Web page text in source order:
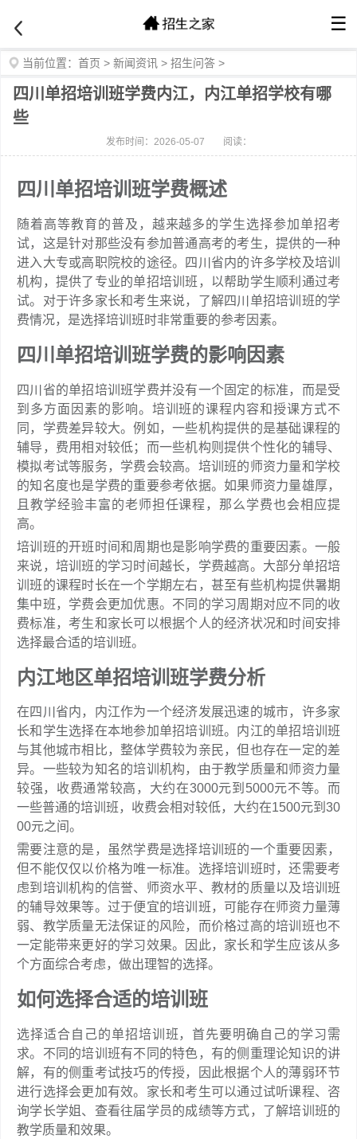
☰
当前位置： 首页 > 新闻资讯 > 招生问答 >
四川单招培训班学费内江，内江单招学校有哪
些
发布时间：2026-05-07 阅读：
四川单招培训班学费概述
随着高等教育的普及，越来越多的学生选择参加单招考
试，这是针对那些没有参加普通高考的考生，提供的一种
进入大专或高职院校的途径。四川省内的许多学校及培训
机构，提供了专业的单招培训班，以帮助学生顺利通过考
试。对于许多家长和考生来说，了解四川单招培训班的学
费情况，是选择培训班时非常重要的参考因素。
四川单招培训班学费的影响因素
四川省的单招培训班学费并没有一个固定的标准，而是受
到多方面因素的影响。培训班的课程内容和授课方式不
同，学费差异较大。例如，一些机构提供的是基础课程的
辅导，费用相对较低；而一些机构则提供个性化的辅导、
模拟考试等服务，学费会较高。培训班的师资力量和学校
的知名度也是学费的重要参考依据。如果师资力量雄厚，
且教学经验丰富的老师担任课程，那么学费也会相应提
高。
培训班的开班时间和周期也是影响学费的重要因素。一般
来说，培训班的学习时间越长，学费越高。大部分单招培
训班的课程时长在一个学期左右，甚至有些机构提供暑期
集中班，学费会更加优惠。不同的学习周期对应不同的收
费标准，考生和家长可以根据个人的经济状况和时间安排
选择最合适的培训班。
内江地区单招培训班学费分析
在四川省内，内江作为一个经济发展迅速的城市，许多家
长和学生选择在本地参加单招培训班。内江的单招培训班
与其他城市相比，整体学费较为亲民，但也存在一定的差
异。一些较为知名的培训机构，由于教学质量和师资力量
较强，收费通常较高，大约在3000元到5000元不等。而
一些普通的培训班，收费会相对较低，大约在1500元到30
00元之间。
需要注意的是，虽然学费是选择培训班的一个重要因素，
但不能仅仅以价格为唯一标准。选择培训班时，还需要考
虑到培训机构的信誉、师资水平、教材的质量以及培训班
的辅导效果等。过于便宜的培训班，可能存在师资力量薄
弱、教学质量无法保证的风险，而价格过高的培训班也不
一定能带来更好的学习效果。因此，家长和学生应该从多
个方面综合考虑，做出理智的选择。
如何选择合适的培训班
选择适合自己的单招培训班，首先要明确自己的学习需
求。不同的培训班有不同的特色，有的侧重理论知识的讲
解，有的侧重考试技巧的传授，因此根据个人的薄弱环节
进行选择会更加有效。家长和考生可以通过试听课程、咨
询学长学姐、查看往届学员的成绩等方式，了解培训班的
教学质量和效果。